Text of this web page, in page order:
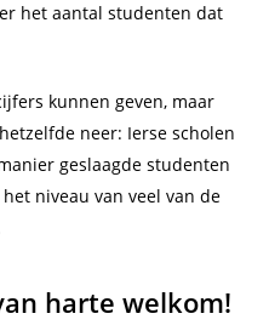
het aantal studenten dat
kunnen geven, maar
neer: Ierse scholen
geslaagde studenten
niveau van veel van de
harte welkom!